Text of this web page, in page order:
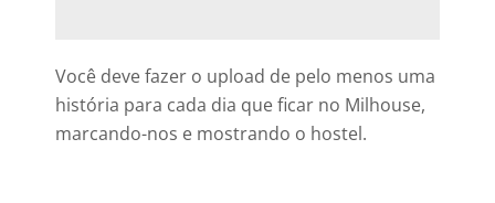
Você deve fazer o upload de pelo menos uma
história para cada dia que ficar no Milhouse,
marcando-nos e mostrando o hostel.